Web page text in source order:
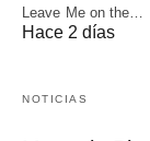
Leave Me on the…
Hace 2 días
NOTICIAS